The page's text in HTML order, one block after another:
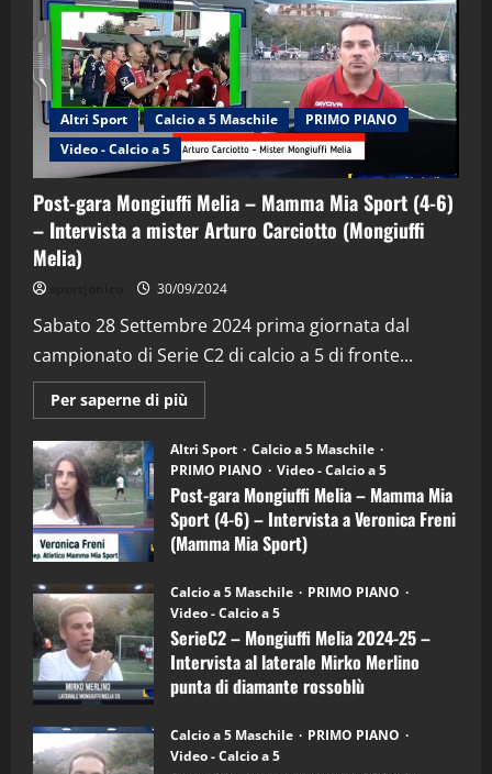
Altri Sport Calcio a 5 Maschile
PRIMO PIANO
Video - Calcio a 5
Post-gara Mongiuffi Melia – Mamma Mia Sport (4-6)
– Intervista a mister Arturo Carciotto (Mongiuffi
Melia)
30/09/2024
Sabato 28 Settembre 2024 prima giornata dal
campionato di Serie C2 di calcio a 5 di fronte...
Per saperne di più
informazioni
Post-
gara
Mongiuffi
Melia
–
Mamma
Mia
Sport
6)
–
Intervista
a
mister
Arturo
Carciotto
(Mongiuffi
Altri Sport
Calcio a 5 Maschile
PRIMO PIANO
Video - Calcio a 5
Post-gara Mongiuffi Melia – Mamma Mia
Sport (4-6) – Intervista a Veronica Freni
(Mamma Mia Sport)
Calcio a 5 Maschile
PRIMO PIANO
Video - Calcio a 5
SerieC2 – Mongiuffi Melia 2024-25 –
Intervista al laterale Mirko Merlino
punta di diamante rossoblù
Calcio a 5 Maschile
PRIMO PIANO
Video - Calcio a 5
2
“SportEmpire” in Podcast: 29^ Puntata
(Martedi 28 Aprile 2026)
28/04/2026
3
"SportEmpire" in Podcast
“SportEmpire” in Podcast: 28^ Puntata
(Martedi 21 Aprile 2026)
21/04/2026
4
“SportEmpire” in Podcast: 27^ Puntata
(Martedi 14 Aprile 2026)
15/04/2026
“SportEmpire” in Podcast: 26^ Puntata
(Martedi 07 Aprile 2026)